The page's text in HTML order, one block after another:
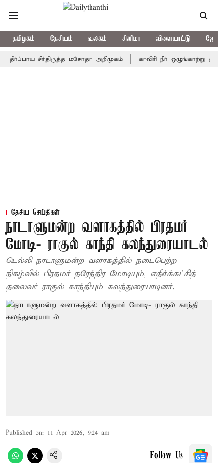
தமிழகம் தேசியம் உலகம் சினிமா விளையாட்டு
சீர்திருத்த மசோதா அறிமுகம் காவிரி நீர் ஒழுங்காற்று குழு
தேசிய செய்திகள்
நாடாளுமன்ற வளாகத்தில் பிரதமர்
மோடி- ராகுல் காந்தி கலந்துரையாடல்
டெல்லி நாடாளுமன்ற வளாகத்தில் நடைபெற்ற
நிகழ்வில் பிரதமர் நரேந்திர மோடியும், எதிர்க்கட்சித்
தலைவர் ராகுல் காந்தியும் கலந்துரையாடினர்.
Published on: 11 Apr 2026, 9:24 am
Follow Us